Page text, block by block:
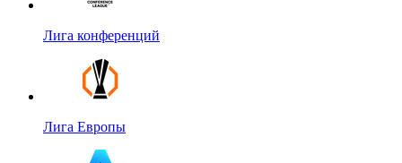
Лига конференций
Лига Европы